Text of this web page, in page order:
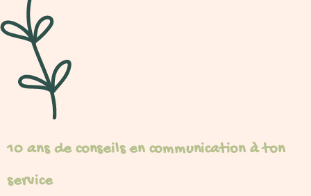
10 ans de conseils en communication à ton
service